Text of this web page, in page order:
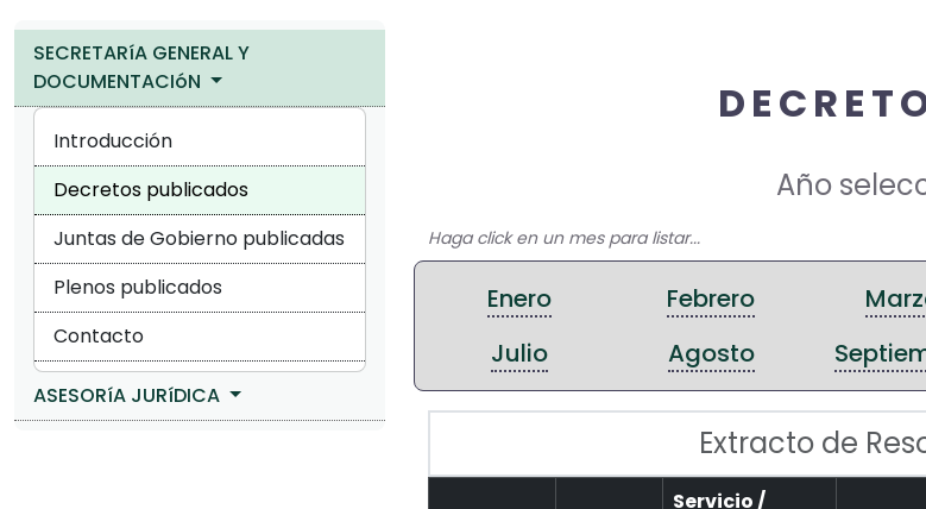
SECRETARíA GENERAL Y
DOCUMENTACIóN
Introducción
Decretos publicados
Juntas de Gobierno publicadas
Plenos publicados
Contacto
ASESORíA JURíDICA
Año
Haga click en un mes para listar...
Enero Febrero
Julio
Agosto
Extracto de
Servicio /